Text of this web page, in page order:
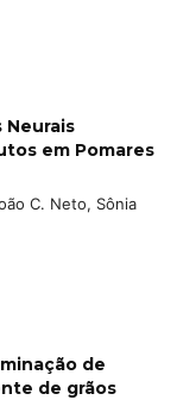
Neurais
em Pomares
C. Neto, Sônia
de
de grãos